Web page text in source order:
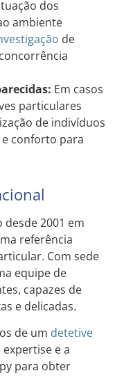
dos
ambiente
de
Em casos
particulares
de indivíduos
conforto para
desde 2001 em
referência
Com sede
equipe de
capazes de
e delicadas.
de um detetive
e a
para obter